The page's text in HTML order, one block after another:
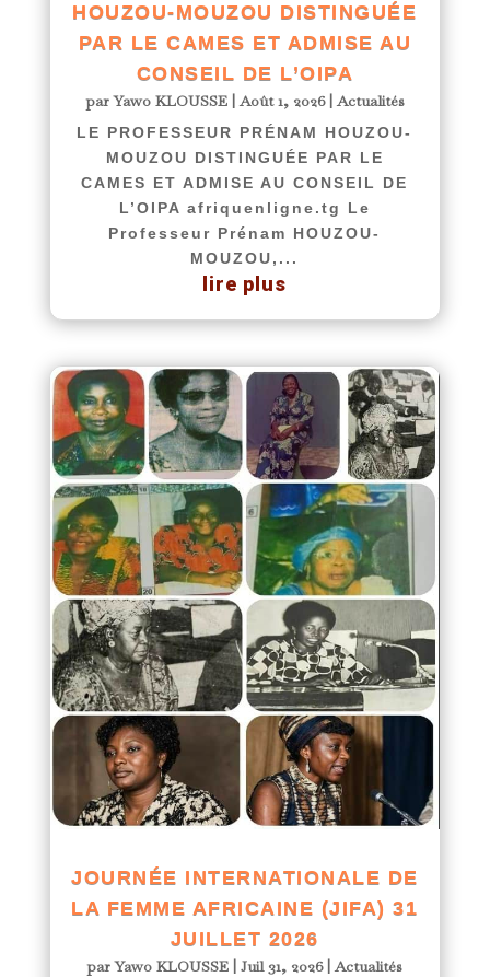
HOUZOU-MOUZOU DISTINGUÉE
PAR LE CAMES ET ADMISE AU
CONSEIL DE L’OIPA
parYawo KLOUSSE|Août 1, 2026|Actualités
LE PROFESSEUR PRÉNAM HOUZOU-
MOUZOU DISTINGUÉE PAR LE
CAMES ET ADMISE AU CONSEIL DE
L’OIPA afriquenligne.tg Le
Professeur Prénam HOUZOU-
MOUZOU,...
lire plus
JOURNÉE INTERNATIONALE DE
LA FEMME AFRICAINE (JIFA) 31
JUILLET 2026
parYawo KLOUSSE |Juil 31, 2026|Actualités